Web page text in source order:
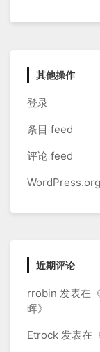
其他操作
登录
条目 feed
评论 feed
WordPress.org
近期评论
rrobin 发表在《
晖》
Etrock 发表在